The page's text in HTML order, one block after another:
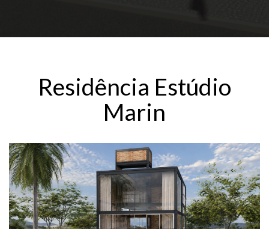
Residência Estúdio
Marin